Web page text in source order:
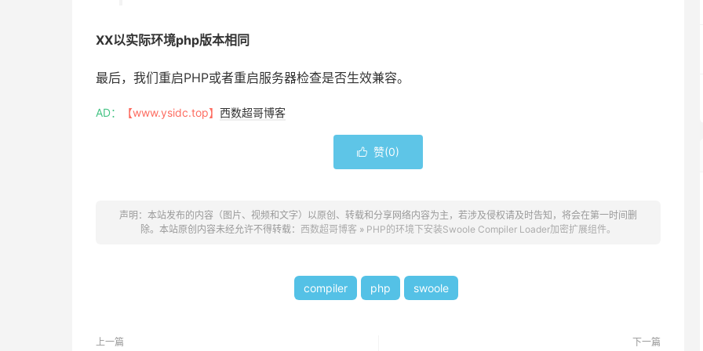
XX以实际环境php版本相同
最后，我们重启PHP或者重启服务器检查是否生效兼容。
AD： 【www.ysidc.top】 西数超哥博客
 赞(0)
声明：本站发布的内容（图片、视频和文字）以原创、转载和分享网络内容为主，若涉及侵权请及时告知，将会在第一时间删
除。本站原创内容未经允许不得转载： 西数超哥博客 » PHP的环境下安装Swoole Compiler Loader加密扩展组件。
compiler php swoole
上一篇 下一篇